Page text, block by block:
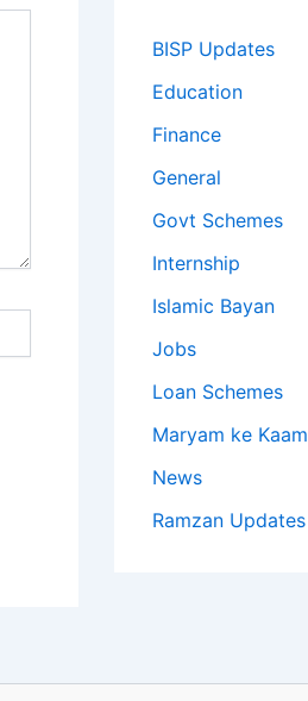
BISP Updates
Education
Finance
General
Govt Schemes
Internship
Islamic Bayan
Jobs
Loan Schemes
Maryam ke Kaam
News
Ramzan Updates